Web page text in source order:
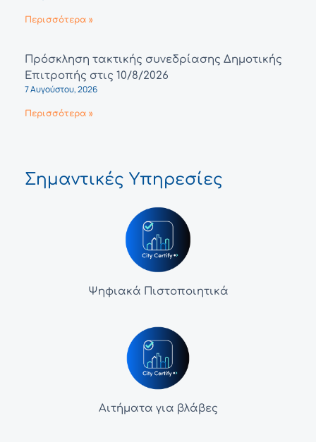
Περισσότερα »
Πρόσκληση τακτικής συνεδρίασης Δημοτικής
Επιτροπής στις 10/8/2026
7 Αυγούστου, 2026
Περισσότερα »
Σημαντικές Υπηρεσίες
Ψηφιακά Πιστοποιητικά
Αιτήματα για βλάβες